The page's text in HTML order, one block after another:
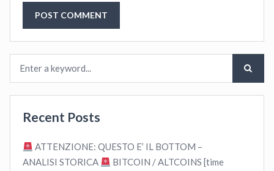
Recent Posts
ATTENZIONE: QUESTO E’ IL BOTTOM –
ANALISI STORICA
BITCOIN / ALTCOINS [time